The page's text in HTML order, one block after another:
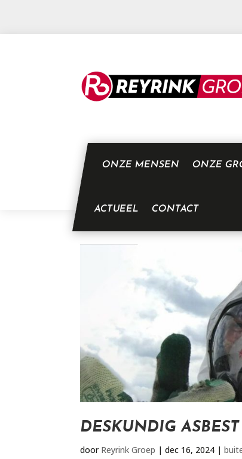
ONZE MENSEN ONZE
ACTUEEL CONTACT
DESKUNDIG
door Reyrink Groep |dec 16, 2024 |